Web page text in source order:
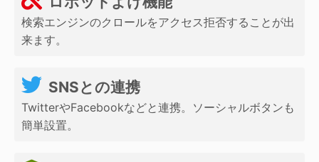
検索エンジンのクロールをアクセス拒否することが出
来ます。
SNSとの連携
TwitterやFacebookなどと連携。ソーシャルボタンも
簡単設置。